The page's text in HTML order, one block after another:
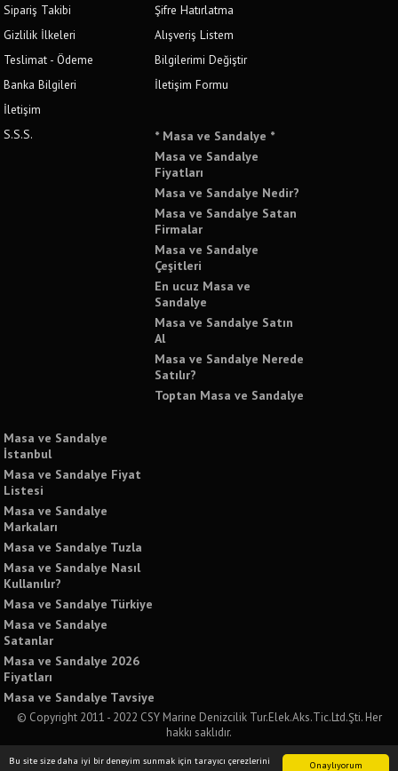
Onaylıyorum
Bu site size daha iyi bir deneyim sunmak için tarayıcı çerezlerini
Sipariş Takibi
Gizlilik İlkeleri
Teslimat - Ödeme
Banka Bilgileri
İletişim
S.S.S.
Şifre Hatırlatma
Alışveriş Listem
Bilgilerimi Değiştir
İletişim Formu
* Masa ve Sandalye *
Masa ve Sandalye
Fiyatları
Masa ve Sandalye Nedir?
Masa ve Sandalye Satan
Firmalar
Masa ve Sandalye
Çeşitleri
En ucuz Masa ve
Sandalye
Masa ve Sandalye Satın
Al
Masa ve Sandalye Nerede
Satılır?
Toptan Masa ve Sandalye
Masa ve Sandalye
İstanbul
Masa ve Sandalye Fiyat
Listesi
Masa ve Sandalye
Markaları
Masa ve Sandalye Tuzla
Masa ve Sandalye Nasıl
Kullanılır?
Masa ve Sandalye Türkiye
Masa ve Sandalye
Satanlar
Masa ve Sandalye 2026
Fiyatları
Masa ve Sandalye Tavsiye
© Copyright 2011 - 2022 CSY Marine Denizcilik Tur.Elek.Aks.Tic.Ltd.Şti. Her
hakkı saklıdır.
Bu sitede yer alan tüm yazılı ve görsel içeriklerin izinsiz kullanımı ve paylaşımı
kesinlikle yasaktır. İzinsiz kullanımda tüm yasal sorumluluğu kabul etmiş